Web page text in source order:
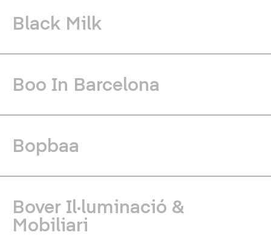
Black Milk
Boo In Barcelona
Bopbaa
Bover Il·luminació &
Mobiliari